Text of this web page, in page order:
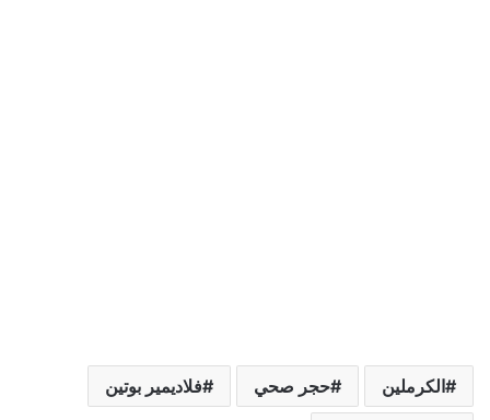
الكرملين حجر صحي فلاديمير بوتين